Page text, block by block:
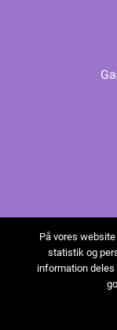
På vores
statistik og
information